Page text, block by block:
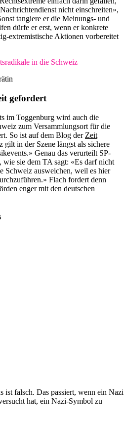
nicht einschreiten»,
tangiere er die Meinungs- und
dürfe er erst, wenn er konkrete
extremistische Aktionen vorbereitet
in die Schweiz
gefordert
im Toggenburg wird auch die
zum Versammlungsort für die
So ist auf dem Blog der Zeit
gilt in der Szene längst als sichere
Genau das verurteilt SP-
sie dem TA sagt: «Es darf nicht
Schweiz ausweichen, weil es hier
Flach fordert denn
enger mit den deutschen
falsch. Das passiert, wenn ein Nazi
hat, ein Nazi-Symbol zu